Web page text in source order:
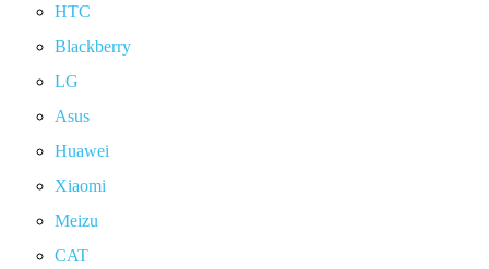
HTC
Blackberry
LG
Asus
Huawei
Xiaomi
Meizu
CAT